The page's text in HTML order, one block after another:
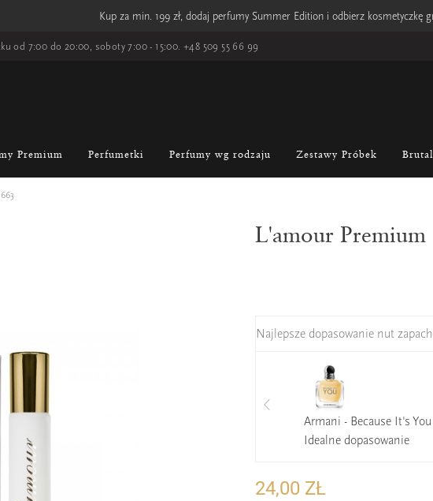
Kup za min. 199 zł, dodaj perfumy Summer Edition i odbierz kosmetyczkę
od 7:00 do 20:00, soboty 7:00 - 15:00. +48 509 55 66 99
Premium Perfumetki Perfumy wg rodzaju Zestawy Próbek
L'amour Premium
Najlepsze dopasowanie nut
Armani - Because It's You
Idealne dopasowanie
24,00 ZŁ